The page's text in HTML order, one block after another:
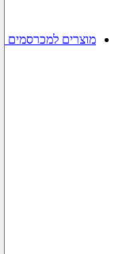
מוצרים למכרסמים